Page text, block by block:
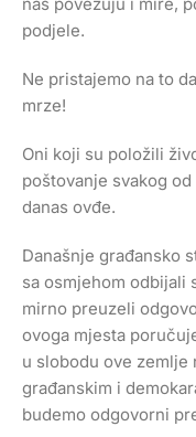
podjele.
Ne pristajemo na to
mrze!
Oni koji su položili
poštovanje svakog
danas ovđe.
Današnje građansko
sa osmjehom odbijali
mirno preuzeli
ovoga mjesta
u slobodu ove zemlje
građanskim i
budemo odgovorni